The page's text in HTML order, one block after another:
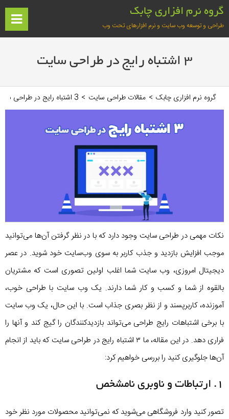
رفتن
محتوا
گروه نرم افزاری چابک
طراحی و توسعه وب سایت و نرم افزارهای تحت وب
3 اشتباه رایج در طراحی سایت
گروه نرم افزاری چابک > مقالات طراحی سایت > 3 اشتباه رایج در طراحی سایت
نکات مهمی در طراحی سایت وجود دارد که با در نظر گرفتن آن‌ها می‌توانید
موجب افزایش بازدید و جذب کاربر به سوی وب‌سایت خود شوید. در عصر
دیجیتال امروزی، وب سایت شما اغلب اولین تصوری است که مشتریان
بالقوه از شما و کسب و کار شما دارند. یک وب سایت با طراحی خوب،
آموزنده، کاربرپسند و از نظر بصری جذاب است. با این حال، یک وب سایت
با برخی اشتباهات رایج طراحی می‌تواند بازدیدکنندگان را گیج کند و آنها را
فراری دهد. در این مقاله، ما ۳ اشتباه رایج در طراحی سایت که باید از انجام
آن‌ها جلوگیری کنید را بررسی خواهیم کرد:
۱. ارتباطات و ناوبری نامشخص
تصور کنید وارد فروشگاهی می‌شوید که نمی‌توانید محصولات مورد نظر خود